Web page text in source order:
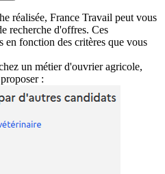
réalisée, France Travail peut vous
recherche d'offres. Ces
en fonction des critères que vous
un métier d'ouvrier agricole,
: